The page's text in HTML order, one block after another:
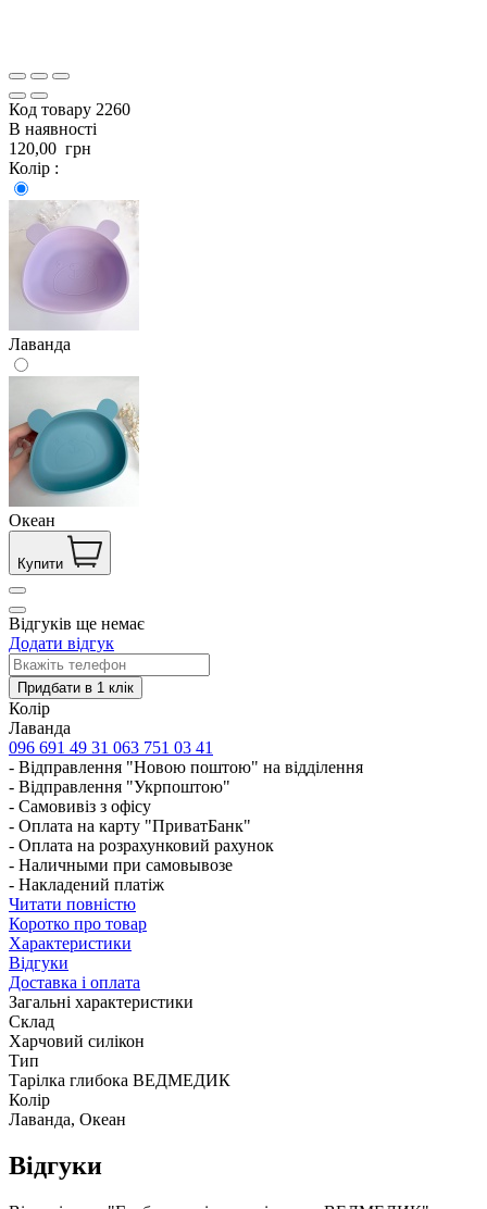
Код товару 2260
В наявності
120,00 грн
Колір :
Лаванда
Океан
Купити
Відгуків ще немає
Додати відгук
Колір
Лаванда
096 691 49 31 063 751 03 41
- Відправлення "Новою поштою" на відділення
- Відправлення "Укрпоштою"
- Самовивіз з офісу
- Оплата на карту "ПриватБанк"
- Оплата на розрахунковий рахунок
- Наличными при самовывозе
- Накладений платіж
Читати повністю
Коротко про товар
Характеристики
Відгуки
Доставка і оплата
Загальні характеристики
Склад
Харчовий силікон
Тип
Тарілка глибока ВЕДМЕДИК
Колір
Лаванда, Океан
Відгуки